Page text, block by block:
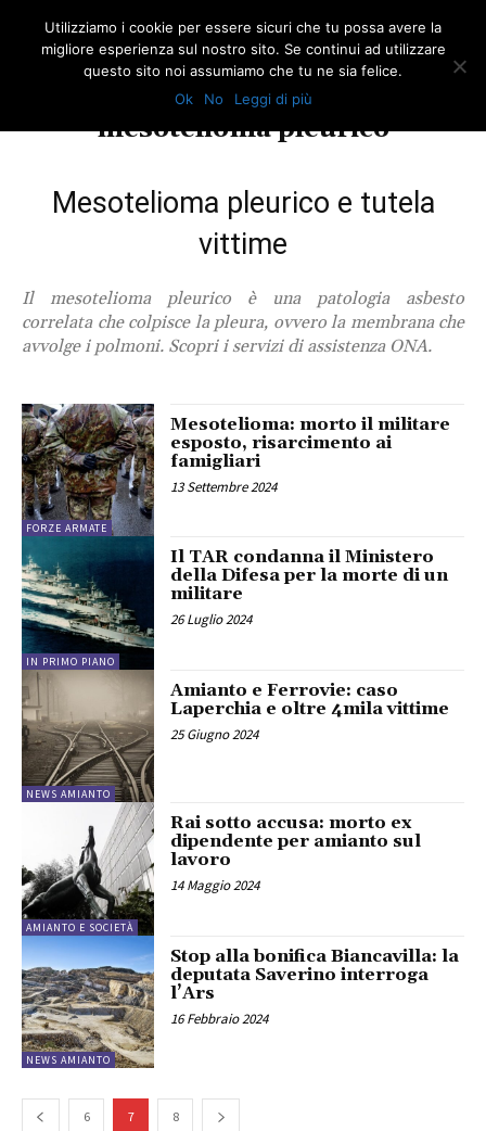
mesotelioma pleurico
Mesotelioma pleurico e tutela
vittime
Il mesotelioma pleurico è una patologia asbesto
correlata che colpisce la pleura, ovvero la membrana che
avvolge i polmoni. Scopri i servizi di assistenza ONA.
FORZE ARMATE
Mesotelioma: morto il militare
esposto, risarcimento ai
famigliari
13 Settembre 2024
IN PRIMO PIANO
Il TAR condanna il Ministero
della Difesa per la morte di un
militare
26 Luglio 2024
NEWS AMIANTO
Amianto e Ferrovie: caso
Laperchia e oltre 4mila vittime
25 Giugno 2024
AMIANTO E SOCIETÀ
Rai sotto accusa: morto ex
dipendente per amianto sul
lavoro
14 Maggio 2024
NEWS AMIANTO
Stop alla bonifica Biancavilla: la
deputata Saverino interroga
l’Ars
16 Febbraio 2024
6 7 8
Utilizziamo i cookie per essere sicuri che tu possa avere la
migliore esperienza sul nostro sito. Se continui ad utilizzare
questo sito noi assumiamo che tu ne sia felice.
Ok
No Leggi di più